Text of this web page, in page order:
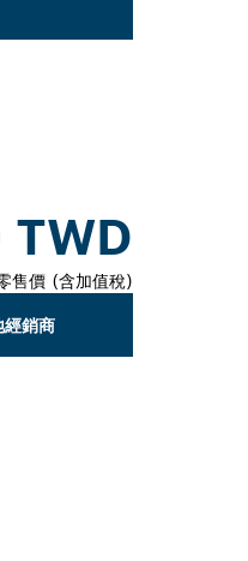
TWD
售價 (含加值稅)
經銷商